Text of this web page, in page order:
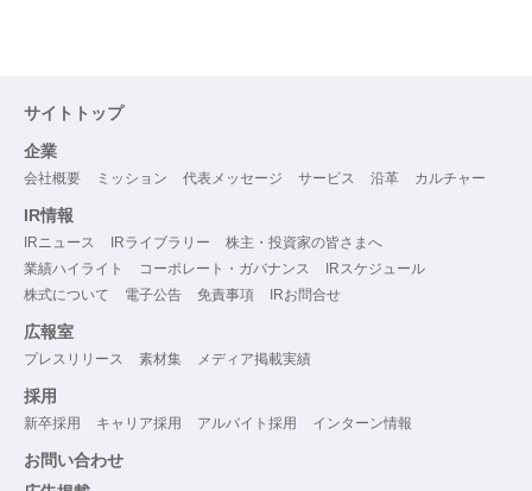
サイトトップ
企業
会社概要 ミッション 代表メッセージ サービス 沿革 カルチャー
IR情報
IRニュース IRライブラリー
株主・投資家の皆さまへ
業績ハイライト
コーポレート・ガバナンス
IRスケジュール
株式について
電子公告 免責事項 IRお問合せ
広報室
プレスリリース 素材集 メディア掲載実績
採用
新卒採用 キャリア採用 アルバイト採用 インターン情報
お問い合わせ